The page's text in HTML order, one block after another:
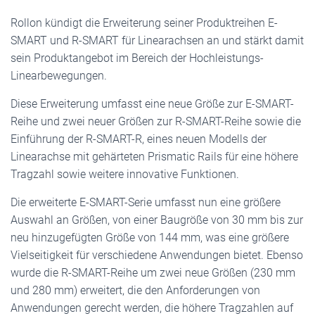
E
Rollon kündigt die Erweiterung seiner Produktreihen E-
SMART und R-SMART für Linearachsen an und stärkt damit
sein Produktangebot im Bereich der Hochleistungs-
Linearbewegungen.
Diese Erweiterung umfasst eine neue Größe zur E-SMART-
Reihe und zwei neuer Größen zur R-SMART-Reihe sowie die
Einführung der R-SMART-R, eines neuen Modells der
Linearachse mit gehärteten Prismatic Rails für eine höhere
Tragzahl sowie weitere innovative Funktionen.
Die erweiterte E-SMART-Serie umfasst nun eine größere
Auswahl an Größen, von einer Baugröße von 30 mm bis zur
neu hinzugefügten Größe von 144 mm, was eine größere
Vielseitigkeit für verschiedene Anwendungen bietet. Ebenso
wurde die R-SMART-Reihe um zwei neue Größen (230 mm
und 280 mm) erweitert, die den Anforderungen von
Anwendungen gerecht werden, die höhere Tragzahlen auf